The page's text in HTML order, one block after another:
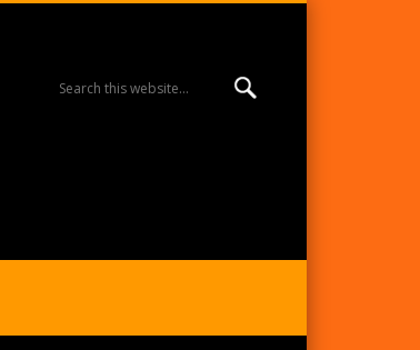
ESPERANZA
| R. Reparadoras